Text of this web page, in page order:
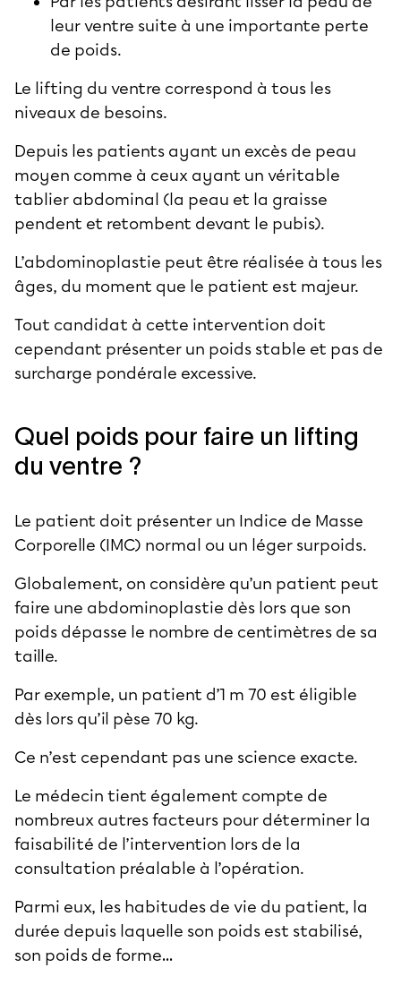
leur ventre suite à une importante perte
de poids.
Le lifting du ventre correspond à tous les
niveaux de besoins.
Depuis les patients ayant un excès de peau
moyen comme à ceux ayant un véritable
tablier abdominal (la peau et la graisse
pendent et retombent devant le pubis).
L’abdominoplastie peut être réalisée à tous les
âges, du moment que le patient est majeur.
Tout candidat à cette intervention doit
cependant présenter un poids stable et pas de
surcharge pondérale excessive.
Quel poids pour faire un lifting
du ventre ?
Le patient doit présenter un Indice de Masse
Corporelle (IMC) normal ou un léger surpoids.
Globalement, on considère qu’un patient peut
faire une abdominoplastie dès lors que son
poids dépasse le nombre de centimètres de sa
taille.
Par exemple, un patient d’1 m 70 est éligible
dès lors qu’il pèse 70 kg.
Ce n’est cependant pas une science exacte.
Le médecin tient également compte de
nombreux autres facteurs pour déterminer la
faisabilité de l’intervention lors de la
consultation préalable à l’opération.
Parmi eux, les habitudes de vie du patient, la
durée depuis laquelle son poids est stabilisé,
son poids de forme…